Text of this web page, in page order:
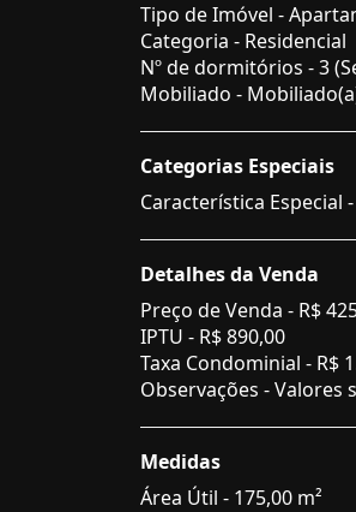
Tipo de Imóvel -
Categoria - Residencial
Nº de dormitórios - 3
Mobiliado -
Categorias Especiais
Característica Especial
Detalhes da Venda
Preço de Venda - R$
IPTU - R$ 890,00
Taxa Condominial - R$
Observações - Valores
Medidas
Área Útil - 175,00 m²